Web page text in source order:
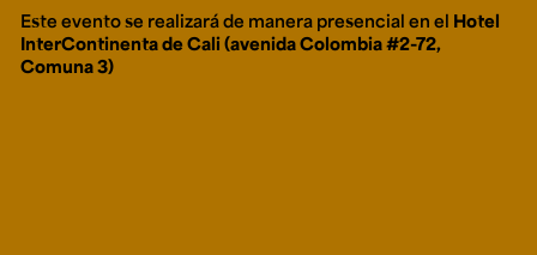
Este evento se realizará de manera presencial en el Hotel
InterContinenta de Cali (avenida Colombia #2-72,
Comuna 3)